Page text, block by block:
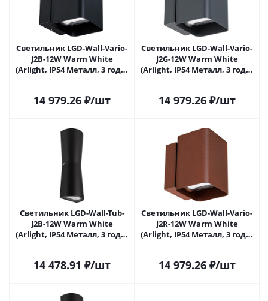
Светильник LGD-Wall-Vario-
J2B-12W Warm White
(Arlight, IP54 Металл, 3 года)
14 979.26₽/шт
Светильник LGD-Wall-Vario-
J2G-12W Warm White
(Arlight, IP54 Металл, 3 года)
14 979.26₽/шт
Светильник LGD-Wall-Tub-
J2B-12W Warm White
(Arlight, IP54 Металл, 3 года)
14 478.91 ₽/шт
Светильник LGD-Wall-Vario-
J2R-12W Warm White
(Arlight, IP54 Металл, 3 года)
14 979.26₽/шт